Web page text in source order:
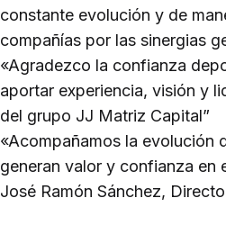
constante evolución y de
compañías por las sinergias
«Agradezco la confianza
aportar experiencia, visión y
del grupo JJ Matriz Capital”
«Acompañamos la evolución
generan valor y confianza en
José Ramón Sánchez,